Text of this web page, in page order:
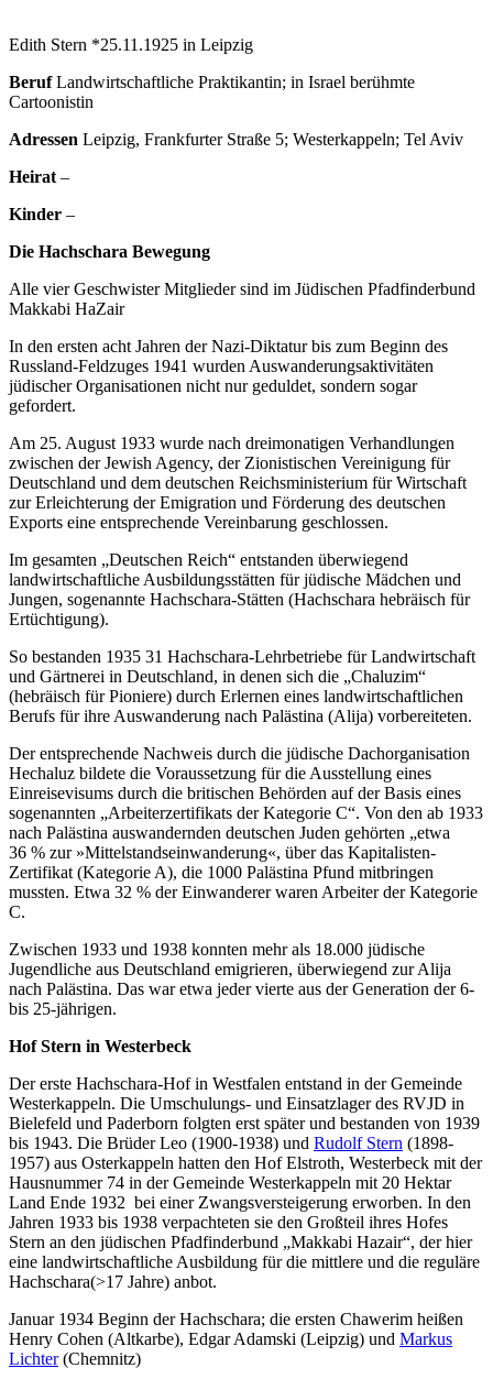
Edith Stern *25.11.1925 in Leipzig
BerufLandwirtschaftliche Praktikantin; in Israel berühmte
Cartoonistin
Adressen Leipzig, Frankfurter Straße 5; Westerkappeln; Tel Aviv
Heirat –
Kinder –
Die Hachschara Bewegung
Alle vier Geschwister Mitglieder sind im Jüdischen Pfadfinderbund
Makkabi HaZair
In den ersten acht Jahren der Nazi-Diktatur bis zum Beginn des
Russland-Feldzuges 1941 wurden Auswanderungsaktivitäten
jüdischer Organisationen nicht nur geduldet, sondern sogar
gefordert.
Am 25. August 1933 wurde nach dreimonatigen Verhandlungen
zwischen der Jewish Agency, der Zionistischen Vereinigung für
Deutschland und dem deutschen Reichsministerium für Wirtschaft
zur Erleichterung der Emigration und Förderung des deutschen
Exports eine entsprechende Vereinbarung geschlossen.
Im gesamten „Deutschen Reich“ entstanden überwiegend
landwirtschaftliche Ausbildungsstätten für jüdische Mädchen und
Jungen, sogenannte Hachschara-Stätten (Hachschara hebräisch für
Ertüchtigung).
So bestanden 1935 31 Hachschara-Lehrbetriebe für Landwirtschaft
und Gärtnerei in Deutschland, in denen sich die „Chaluzim“
(hebräisch für Pioniere) durch Erlernen eines landwirtschaftlichen
Berufs für ihre Auswanderung nach Palästina (Alija) vorbereiteten.
Der entsprechende Nachweis durch die jüdische Dachorganisation
Hechaluz bildete die Voraussetzung für die Ausstellung eines
Einreisevisums durch die britischen Behörden auf der Basis eines
sogenannten „Arbeiterzertifikats der Kategorie C“. Von den ab 1933
nach Palästina auswandernden deutschen Juden gehörten „etwa
36 % zur »Mittelstandseinwanderung«, über das Kapitalisten-
Zertifikat (Kategorie A), die 1000 Palästina Pfund mitbringen
mussten. Etwa 32 % der Einwanderer waren Arbeiter der Kategorie
C.
Zwischen 1933 und 1938 konnten mehr als 18.000 jüdische
Jugendliche aus Deutschland emigrieren, überwiegend zur Alija
nach Palästina. Das war etwa jeder vierte aus der Generation der 6-
bis 25-jährigen.
Hof Stern in Westerbeck
Der erste Hachschara-Hof in Westfalen entstand in der Gemeinde
Westerkappeln. Die Umschulungs- und Einsatzlager des RVJD in
Bielefeld und Paderborn folgten erst später und bestanden von 1939
bis 1943. Die Brüder Leo (1900-1938) und Rudolf Stern (1898-
1957) aus Osterkappeln hatten den Hof Elstroth, Westerbeck mit der
Hausnummer 74 in der Gemeinde Westerkappeln mit 20 Hektar
Land Ende 1932 bei einer Zwangsversteigerung erworben. In den
Jahren 1933 bis 1938 verpachteten sie den Großteil ihres Hofes
Stern an den jüdischen Pfadfinderbund „Makkabi Hazair“, der hier
eine landwirtschaftliche Ausbildung für die mittlere und die reguläre
Hachschara(>17 Jahre) anbot.
Januar 1934 Beginn der Hachschara; die ersten Chawerim heißen
Henry Cohen (Altkarbe), Edgar Adamski (Leipzig) und Markus
Lichter(Chemnitz)